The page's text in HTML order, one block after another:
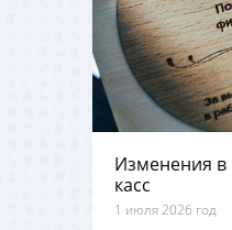
Изменения
касс
1 июля 2026 год